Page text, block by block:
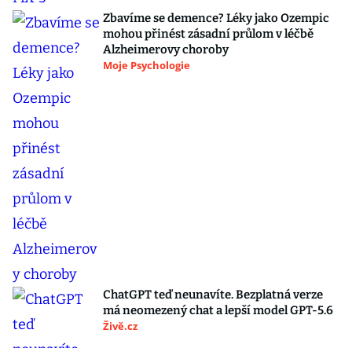
Zbavíme se demence? Léky jako Ozempic
mohou přinést zásadní průlom v léčbě
Alzheimerovy choroby
Moje Psychologie
ChatGPT teď neunavíte. Bezplatná verze
má neomezený chat a lepší model GPT-5.6
Živě.cz